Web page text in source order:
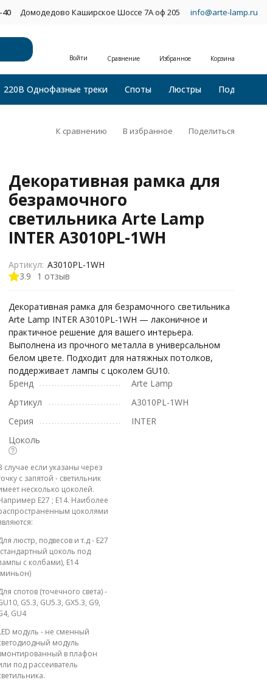
40 Домодедово Каширское Шоссе 7А оф 205 info@arte-lamp.ru
Войти Сравнение Избранное Корзина
220В Однофазные треки Споты Люстры Подвесные
К сравнению В избранное Поделиться
Декоративная рамка для
безрамочного
светильника Arte Lamp
INTER A3010PL-1WH
3.9 1 отзыв
Артикул: A3010PL-1WH
Декоративная рамка для безрамочного светильника
Arte Lamp INTER A3010PL-1WH — лаконичное и
практичное решение для вашего интерьера.
Выполнена из прочного металла в универсальном
белом цвете. Подходит для натяжных потолков,
поддерживает лампы с цоколем GU10.
Бренд
Arte Lamp
Артикул
A3010PL-1WH
Серия
INTER
Цоколь
случае если указаны через
с запятой - светильник
несколько цоколей.
E27 ; E14. Наиболее
цоколями
люстр, подвесов и т.д - E27
цоколь под
с колбами), E14
спотов (точечного света) -
G5.3, GU5.3, GX5.3, G9,
GU4
модуль - не сменный
модуль
в плафон
под рассеиватель